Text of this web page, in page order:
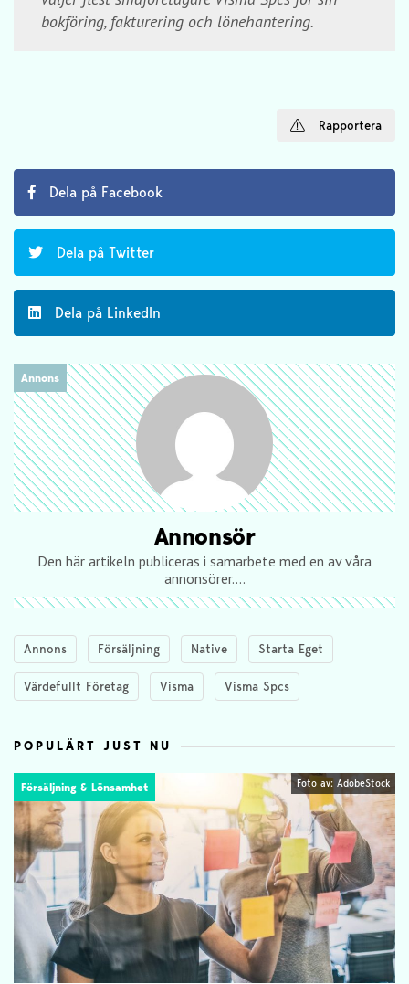
Dela på Facebook
Dela på Twitter
Dela på LinkedIn
Annons
Annonsör
Den här artikeln publiceras i samarbete med en av våra
annonsörer....
Annons Försäljning Native Starta Eget
Värdefullt Företag Visma Visma Spcs
bokföring, fakturering och lönehantering.
Rapportera
POPULÄRT JUST NU
Försäljning & Lönsamhet Foto av: AdobeStock